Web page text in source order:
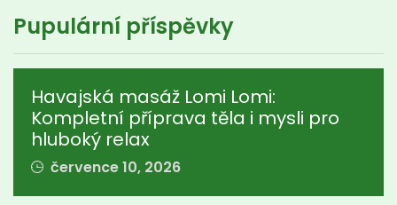
Pupulární příspěvky
Havajská masáž Lomi Lomi:
Kompletní příprava těla i mysli pro
hluboký relax
července 10, 2026